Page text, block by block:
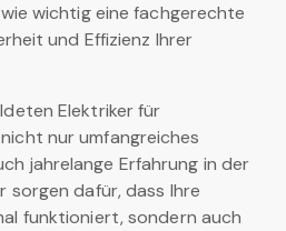
wichtig eine fachgerechte
und Effizienz Ihrer
Elektriker für
nur umfangreiches
jahrelange Erfahrung in der
sorgen dafür, dass Ihre
funktioniert, sondern auch